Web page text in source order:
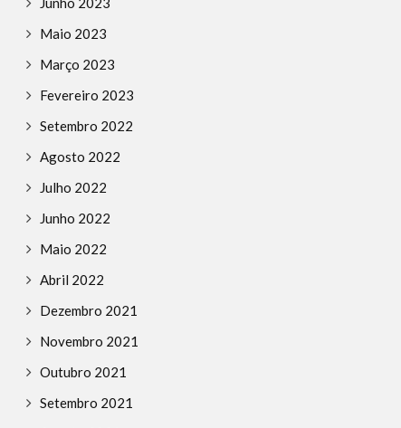
Maio 2023
Março 2023
Fevereiro 2023
Setembro 2022
Agosto 2022
Julho 2022
Junho 2022
Maio 2022
Abril 2022
Dezembro 2021
Novembro 2021
Outubro 2021
Setembro 2021